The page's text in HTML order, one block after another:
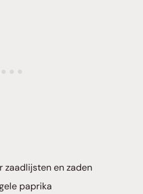
zaadlijsten en zaden
paprika